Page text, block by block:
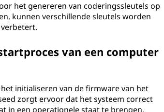
het genereren van coderingssleutels op
kunnen verschillende sleutels worden
van een computer
initialiseren van de firmware van het
zorgt ervoor dat het systeem correct
in een operationele staat te brengen.